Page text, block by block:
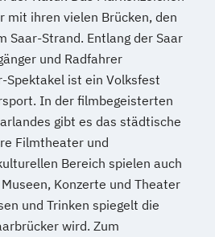
mit ihren vielen Brücken, den
Saar-Strand. Entlang der Saar
und Radfahrer
Spektakel ist ein Volksfest
In der filmbegeisterten
gibt es das städtische
Filmtheater und
Bereich spielen auch
Konzerte und Theater
und Trinken spiegelt die
wird. Zum